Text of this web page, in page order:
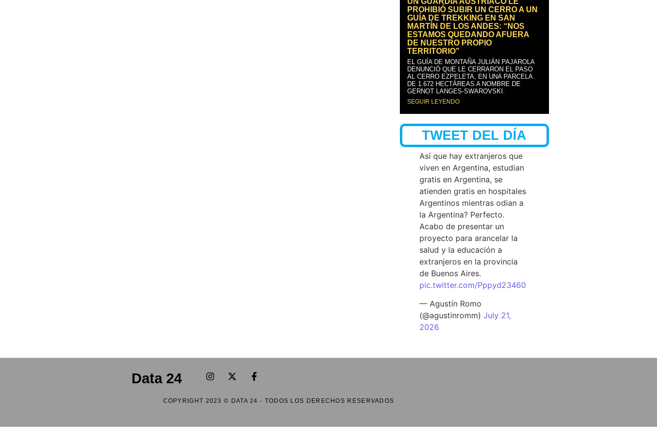
PROHIBIÓ SUBIR UN CERRO A UN
GUÍA DE TREKKING EN SAN
MARTÍN DE LOS ANDES: “NOS
ESTAMOS QUEDANDO AFUERA
DE NUESTRO PROPIO
TERRITORIO”
EL GUÍA DE MONTAÑA JULIÁN PAJAROLA
DENUNCIÓ QUE LE CERRARON EL PASO
AL CERRO EZPELETA, EN UNA PARCELA
DE 1.672 HECTÁREAS A NOMBRE DE
GERNOT LANGES-SWAROVSKI.
SEGUIR LEYENDO
TWEET DEL DÍA
Así que hay extranjeros que
viven en Argentina, estudian
gratis en Argentina, se
atienden gratis en hospitales
Argentinos mientras odian a
la Argentina? Perfecto.
Acabo de presentar un
proyecto para arancelar la
salud y la educación a
extranjeros en la provincia
de Buenos Aires.
pic.twitter.com/Pppyd23460
— Agustín Romo
(@agustinromm)July 21,
2026
Data 24
COPYRIGHT 2023 © DATA 24 - TODOS LOS DERECHOS RESERVADOS